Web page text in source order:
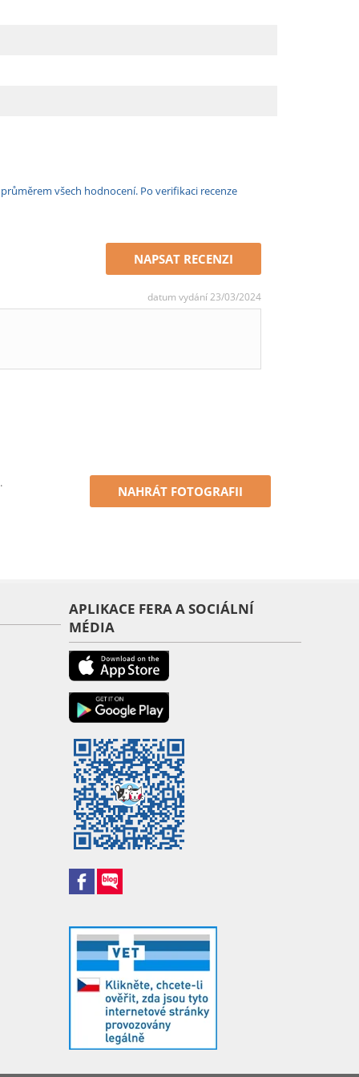
všech hodnocení. Po verifikaci recenze
NAPSAT RECENZI
datum vydání 23/03/2024
NAHRÁT FOTOGRAFII
APLIKACE FERA A SOCIÁLNÍ
MÉDIA